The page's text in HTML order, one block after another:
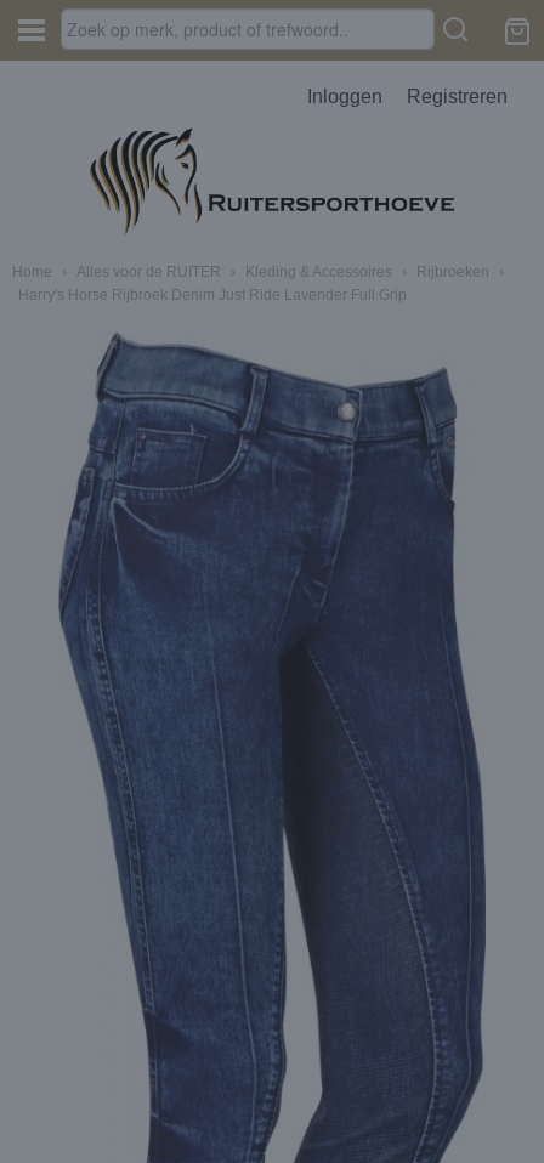
Inloggen Registreren
Home › Alles voor de RUITER › Kleding & Accessoires › Rijbroeken
›
Harry's Horse Rijbroek Denim Just Ride Lavender Full Grip